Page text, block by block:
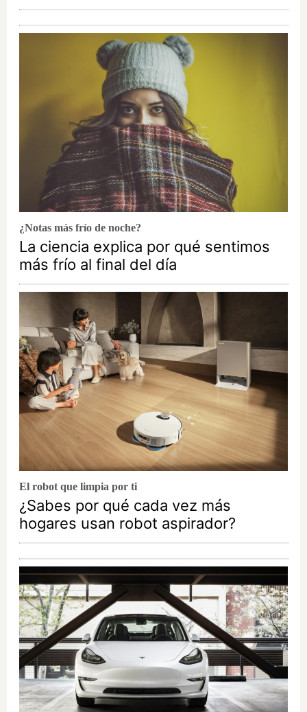
¿Notas más frío de noche?
La ciencia explica por qué sentimos
más frío al final del día
El robot que limpia por ti
¿Sabes por qué cada vez más
hogares usan robot aspirador?